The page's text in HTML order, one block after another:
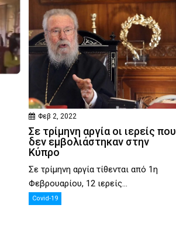
Φεβ 2, 2022
Σε τρίμηνη αργία οι ιερείς που
δεν εμβολιάστηκαν στην
Κύπρο
Σε τρίμηνη αργία τίθενται από 1η
Φεβρουαρίου, 12 ιερείς...
Covid-19